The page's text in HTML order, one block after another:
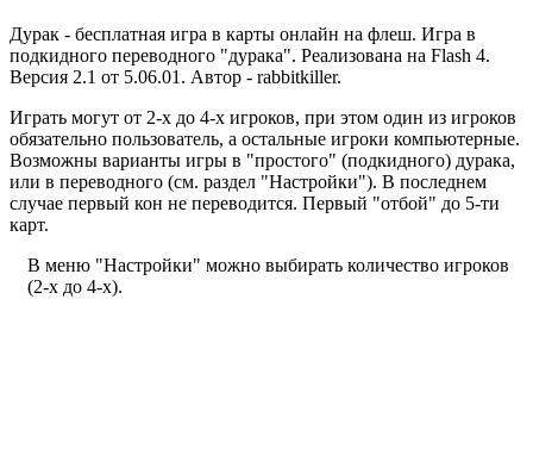
Дурак - бесплатная игра в карты онлайн на флеш. Игра в
подкидного переводного "дурака". Реализована на Flash 4.
Версия 2.1 от 5.06.01. Автор - rabbitkiller.
Играть могут от 2-х до 4-х игроков, при этом один из игроков
обязательно пользователь, а остальные игроки компьютерные.
Возможны варианты игры в "простого" (подкидного) дурака,
или в переводного (см. раздел "Настройки"). В последнем
случае первый кон не переводится. Первый "отбой" до 5-ти
карт.
В меню "Настройки" можно выбирать количество игроков
(2-х до 4-х).